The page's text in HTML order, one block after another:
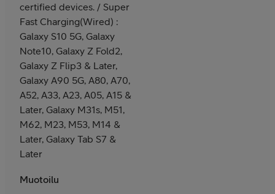
certified devices. / Super
Fast Charging(Wired) :
Galaxy S10 5G, Galaxy
Note10, Galaxy Z Fold2,
Galaxy Z Flip3 & Later,
Galaxy A90 5G, A80, A70,
A52, A33, A23, A05, A15 &
Later, Galaxy M31s, M51,
M62, M23, M53, M14 &
Later, Galaxy Tab S7 &
Later
Muotoilu